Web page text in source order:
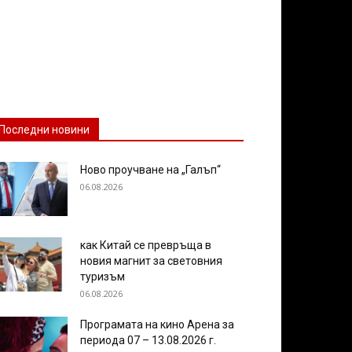
новини
Ново проучване на „Галъп“
06.08.2026
как Китай се превръща в
новия магнит за световния
туризъм
06.08.2026
Програмата на кино Арена за
периода 07 – 13.08.2026 г.